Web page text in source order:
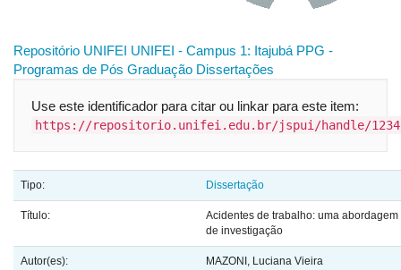
Repositório UNIFEI UNIFEI - Campus 1: Itajubá PPG -
Programas de Pós Graduação Dissertações
Use este identificador para citar ou linkar para este item:
https://repositorio.unifei.edu.br/jspui/handle/
Tipo: Dissertação
Título:
Acidentes de trabalho: uma
de investigação
Autor(es): MAZONI, Luciana Vieira